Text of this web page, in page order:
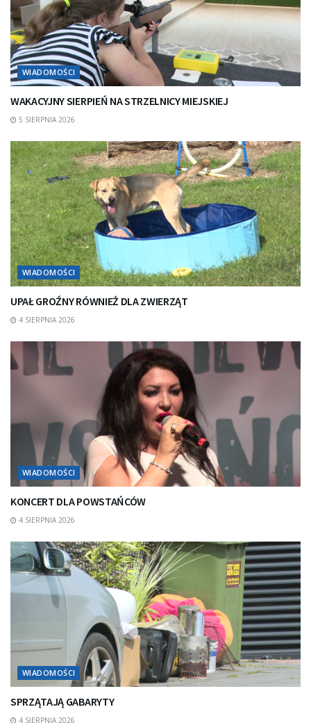
WIADOMOŚCI
WAKACYJNY SIERPIEŃ NA STRZELNICY MIEJSKIEJ
5 SIERPNIA 2026
WIADOMOŚCI
UPAŁ GROŹNY RÓWNIEŻ DLA ZWIERZĄT
4 SIERPNIA 2026
WIADOMOŚCI
KONCERT DLA POWSTAŃCÓW
4 SIERPNIA 2026
WIADOMOŚCI
SPRZĄTAJĄ GABARYTY
4 SIERPNIA 2026